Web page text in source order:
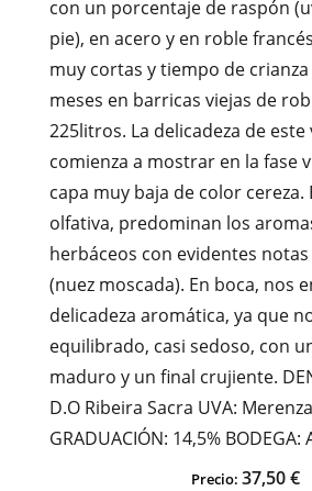
con un porcentaje de raspón
pie), en acero y en roble
muy cortas y tiempo de
meses en barricas viejas de
225litros. La delicadeza de este
comienza a mostrar en la fase
capa muy baja de color cereza.
olfativa, predominan los
herbáceos con evidentes
(nuez moscada). En boca, nos
delicadeza aromática, ya que
equilibrado, casi sedoso, con
maduro y un final crujiente.
D.O Ribeira Sacra UVA:
GRADUACIÓN: 14,5%
Precio:37,50€